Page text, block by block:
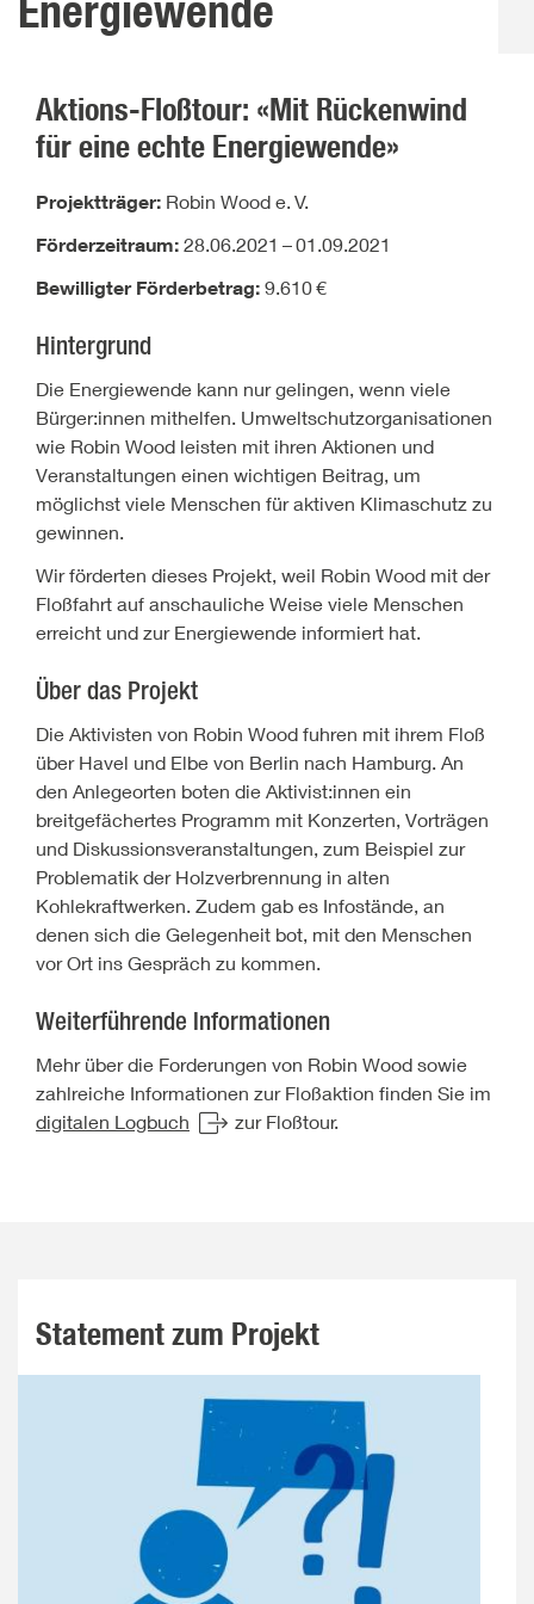
Energiewende
Aktions-Floßtour: «Mit Rückenwind
für eine echte Energiewende»
Projektträger: Robin Wood e. V.
Förderzeitraum: 28.06.2021 –01.09.2021
Bewilligter Förderbetrag: 9.610€
Hintergrund
Die Energiewende kann nur gelingen, wenn viele
Bürger:innen mithelfen. Umweltschutzorganisationen
wie Robin Wood leisten mit ihren Aktionen und
Veranstaltungen einen wichtigen Beitrag, um
möglichst viele Menschen für aktiven Klimaschutz zu
gewinnen.
Wir förderten dieses Projekt, weil Robin Wood mit der
Floßfahrt auf anschauliche Weise viele Menschen
erreicht und zur Energiewende informiert hat.
Über das Projekt
Die Aktivisten von Robin Wood fuhren mit ihrem Floß
über Havel und Elbe von Berlin nach Hamburg. An
den Anlegeorten boten die Aktivist:innen ein
breitgefächertes Programm mit Konzerten, Vorträgen
und Diskussionsveranstaltungen, zum Beispiel zur
Problematik der Holzverbrennung in alten
Kohlekraftwerken. Zudem gab es Infostände, an
denen sich die Gelegenheit bot, mit den Menschen
vor Ort ins Gespräch zu kommen.
Weiterführende Informationen
Mehr über die Forderungen von Robin Wood sowie
zahlreiche Informationen zur Floßaktion finden Sie im
digitalen Logbuch
zur Floßtour.
Statement zum Projekt